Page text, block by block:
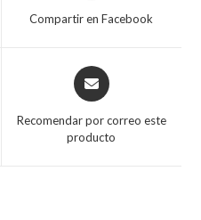
Compartir en Facebook
Recomendar por correo este
producto